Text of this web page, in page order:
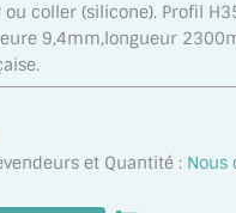
ou coller (silicone). Profil
9,4mm,longueur
et Quantité : Nous